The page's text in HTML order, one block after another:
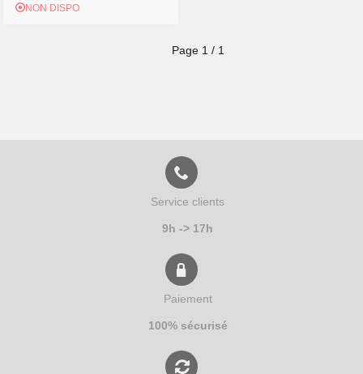
NON DISPO
Page 1 / 1
Service clients
9h -> 17h
Paiement
100% sécurisé